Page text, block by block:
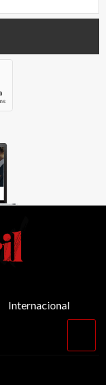
Internacional